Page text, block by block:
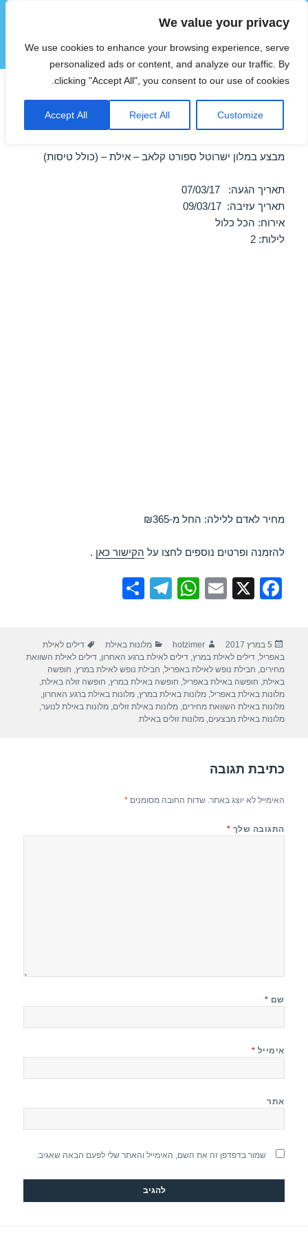
We value your privacy
We use cookies to enhance your browsing experience, serve
personalized ads or content, and analyze our traffic. By
clicking "Accept All", you consent to our use of cookies.
Customize
Reject All
Accept All
הוטצימר
תפריטים
ווידג'טים
חופשה במלון ישרוטל ספורט
קלאב – אילת 07/03/2017
מבצע במלון ישרוטל ספורט קלאב – אילת – (כולל טיסות)
תאריך הגעה: 07/03/17
תאריך עזיבה: 09/03/17
אירוח: הכל כלול
לילות: 2
מחיר לאדם ללילה: החל מ-₪365
להזמנה ופרטים נוספים לחצו על הקישור כאן .
F
e
b
o
o
X
E
W
s
A
p
p
T
gr
a
m
e
פורסם
בתאריך
5 במרץ 2017 מחבר
hotzimer קטגוריות
מלונות באילת תגיות
דילים לאילת
באפריל,דילים לאילת במרץ,דילים לאילת ברגע האחרון,דילים לאילת השוואת
מחירים, חבילת נופש לאילת באפריל, חבילת נופש לאילת במרץ, חופשה
באילת, חופשה באילת באפריל, חופשה באילת במרץ, חופשה זולה באילת,
מלונות באילת באפריל,מלונות באילת במרץ,מלונות באילת ברגע האחרון,
מלונות באילת השוואת מחירים,מלונות באילת זולים,מלונות באילת לנוער,
מלונות באילת מבצעים,מלונות זולים באילת
כתיבת תגובה
האימייל לא יוצג באתר. שדות החובה מסומנים*
התגובה שלך *
שם *
אימייל *
אתר
שמור בדפדפן זה את השם, האימייל והאתר שלי לפעם הבאה שאגיב.